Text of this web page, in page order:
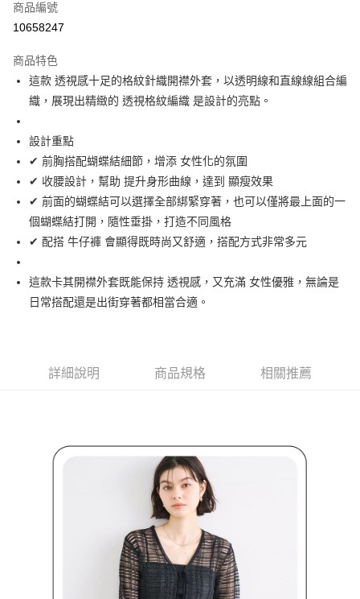
Apple Pay
悠遊付
大哥付你分期
相關說明
【大哥付你分期使用說明】
1.本服務由台灣大哥大提供，台灣大哥大用戶可立即使用無須另外申請。
2.付款方式選擇「大哥付你分期」，訂單成立後會自動跳轉到大哥付的交易
流程，驗證手機門號後，選擇欲分期的期數、繳款截止日，確認付款後即完
成交易。
3.實際核准額度、可分期數及費用金額請依後續交易確認頁面所載為準。
4.訂單成立30分鐘內，如未前往確認交易或遇審核未通過，訂單將自動取
消。如遇「轉專審核」未通過狀況，表示未達大哥付你分期系統評分，恕無
【繳款方式說明】
1.分期款項不併入電信帳單，「大哥付你分期」於每月結算日後寄送繳費提
醒簡訊。
2.透過簡訊連結打開帳單後，可選擇「超商條碼／台灣大直營門市／銀行轉
1.本服務係由「台灣大哥大股份有限公司」（以下簡稱本公司）所提供，讓
用戶於交易時，得透過本服務購買商品或服務，並由商店將買賣／分期付款
3.完整用戶服務條款，請詳閱以下連結：https://oppay.tw/userRule
AFTEE先享後付
相關說明
【關於「AFTEE先享後付」】
AFTEE先享後付是「在收到商品之後才付款」的支付方式。 讓您購物簡單
便利好安心！
１．簡單：不需註冊會員、不需綁卡、不需儲值。
２．便利：只要手機號碼，簡訊認證，即可結帳。
【「AFTEE先享後付」結帳流程】
１．於結帳方式選擇「AFTEE先享後付」後，將跳轉至「AFTEE先享後付」
※ 請注意：結帳手續完成當下不需立刻繳費，但若您需要取消訂單，請聯絡
客戶支援中心」https://netprotections.freshdesk.com/support/home
１．透過由恩沛科技股份有限公司提供之「AFTEE先享後付」服務完成之交
易，需依本服務之必要範圍內提供個人資料，並將交易相關給付款項請求債
權轉讓予恩沛科技股份有限公司。
２．關於個人資料處理事宜，請瀏覽以下網址：
https://aftee.tw/terms/#terms3
３．未成年的使用者請事先徵得法定代理人或監護人之同意方可使用
「AFTEE先享後付」，若未經同意申辦者引起之損失，本公司不負相關責
ATM付款
運送方式
全家取貨付款
免運費
萊爾富取貨付款
商品編號
10658247
商品特色
這款 透視感十足的格紋針織開襟外套，以透明線和直線線組合編
織，展現出精緻的 透視格紋編織 是設計的亮點。
設計重點
✔ 前胸搭配蝴蝶結細節，增添 女性化的氛圍
✔ 收腰設計，幫助 提升身形曲線，達到 顯瘦效果
✔ 前面的蝴蝶結可以選擇全部綁緊穿著，也可以僅將最上面的一
個蝴蝶結打開，隨性垂掛，打造不同風格
✔ 配搭 牛仔褲 會顯得既時尚又舒適，搭配方式非常多元
這款卡其開襟外套既能保持 透視感，又充滿 女性優雅，無論是
日常搭配還是出街穿著都相當合適。
詳細說明 商品規格 相關推薦